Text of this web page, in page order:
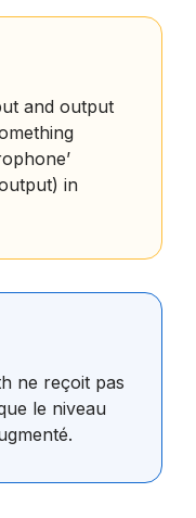
and output
in
ne reçoit pas
le niveau